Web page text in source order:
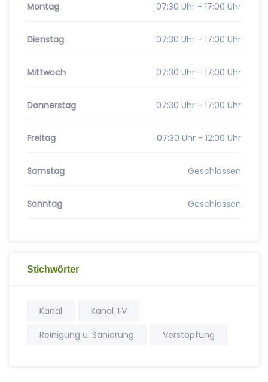
Montag 07:30 Uhr - 17:00 Uhr
Dienstag 07:30 Uhr - 17:00 Uhr
Mittwoch 07:30 Uhr - 17:00 Uhr
Donnerstag 07:30 Uhr - 17:00 Uhr
Freitag 07:30 Uhr - 12:00 Uhr
Samstag Geschlossen
Sonntag Geschlossen
Stichwörter
Kanal
Kanal TV
Reinigung u. Sanierung
Verstopfung